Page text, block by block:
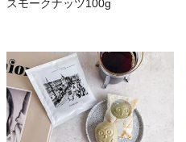
スモークナッツ100g